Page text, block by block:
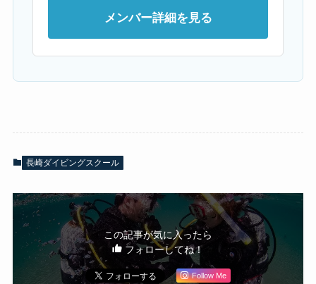
メンバー詳細を見る
長崎ダイビングスクール
この記事が気に入ったら
フォローしてね！
Follow Me